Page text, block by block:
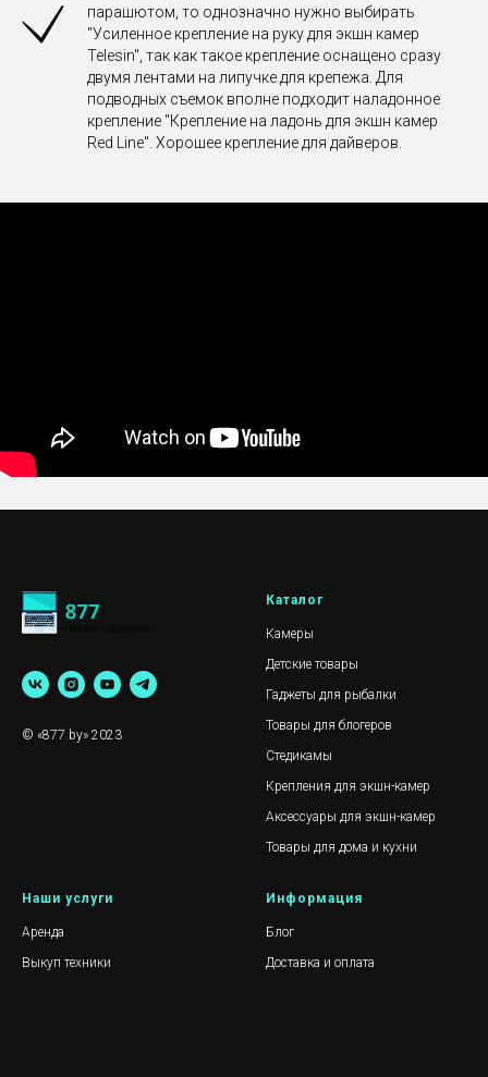
парашютом, то однозначно нужно выбирать
"Усиленное крепление на руку для экшн камер
Telesin", так как такое крепление оснащено сразу
двумя лентами на липучке для крепежа. Для
подводных съемок вполне подходит наладонное
крепление "Крепление на ладонь для экшн камер
Red Line". Хорошее крепление для дайверов.
© «877.by» 2023
Каталог
Камеры
Детские товары
Гаджеты для рыбалки
Товары для блогеров
Стедикамы
Крепления для экшн-камер
Аксессуары для экшн-камер
Товары для дома и кухни
Наши услуги
Аренда
Выкуп техники
Информация
Блог
Доставка и оплата